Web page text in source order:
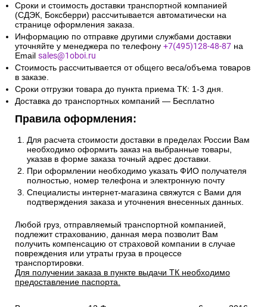
Сроки и стоимость доставки транспортной компанией
(СДЭК, Боксберри) рассчитывается автоматически на
странице оформления заказа.
Информацию по отправке другими службами доставки
уточняйте у менеджера по телефону +7(495)128-48-87 на
Email sales@1oboi.ru
Стоимость рассчитывается от общего веса/объема товаров
в заказе.
Сроки отгрузки товара до пункта приема ТК: 1-3 дня.
Доставка до транспортных компаний — Бесплатно
Правила оформления:
Для расчета стоимости доставки в пределах России Вам
необходимо оформить заказ на выбранные товары,
указав в форме заказа точный адрес доставки.
При оформлении необходимо указать ФИО получателя
полностью, номер телефона и электронную почту
Специалисты интернет-магазина свяжутся с Вами для
подтверждения заказа и уточнения внесенных данных.
Любой груз, отправляемый транспортной компанией,
подлежит страхованию, данная мера позволит Вам
получить компенсацию от страховой компании в случае
повреждения или утраты груза в процессе
транспортировки.
Для получении заказа в пункте выдачи ТК необходимо
предоставление паспорта.